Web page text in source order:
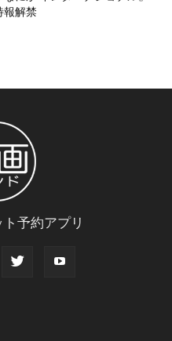
報解禁
予約アプリ